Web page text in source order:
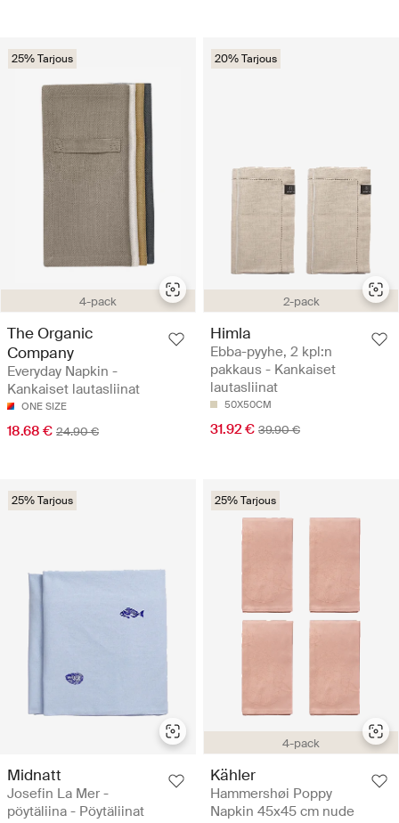
4-pack
25% Tarjous
The Organic
Company
Everyday Napkin -
Kankaiset lautasliinat
ONE SIZE
18.68 € 24.90 €
2-pack
20% Tarjous
Himla
Ebba-pyyhe, 2 kpl:n
pakkaus - Kankaiset
lautasliinat
50X50CM
31.92 € 39.90 €
25% Tarjous
Midnatt
Josefin La Mer -
pöytäliina - Pöytäliinat
4-pack
25% Tarjous
Kähler
Hammershøi Poppy
Napkin 45x45 cm nude